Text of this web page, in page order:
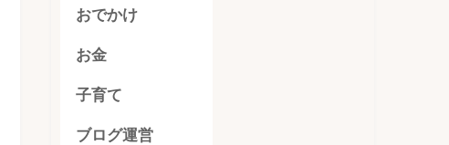
おでかけ
お金
子育て
ブログ運営